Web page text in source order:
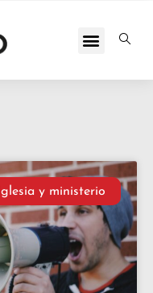
Iglesia y ministerio